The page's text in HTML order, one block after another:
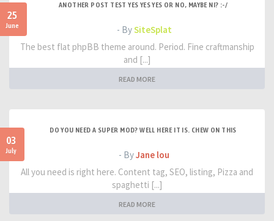
25
June
ANOTHER POST TEST YES YES YES OR NO, MAYBE NI? :-/
- BySiteSplat
The best flat phpBB theme around. Period. Fine craftmanship
and [...]
READ MORE
03
July
DO YOU NEED A SUPER MOD? WELL HERE IT IS. CHEW ON THIS
- ByJane lou
All you need is right here. Content tag, SEO, listing, Pizza and
spaghetti [...]
READ MORE